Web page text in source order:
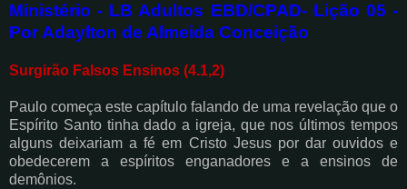
Ministério - LB Adultos EBD/CPAD- Lição 05 -
Por Adaylton de Almeida Conceição
Surgirão Falsos Ensinos (4.1,2)
Paulo começa este capítulo falando de uma revelação que o
Espírito Santo tinha dado a igreja, que nos últimos tempos
alguns deixariam a fé em Cristo Jesus por dar ouvidos e
obedecerem a espíritos enganadores e a ensinos de
demônios.